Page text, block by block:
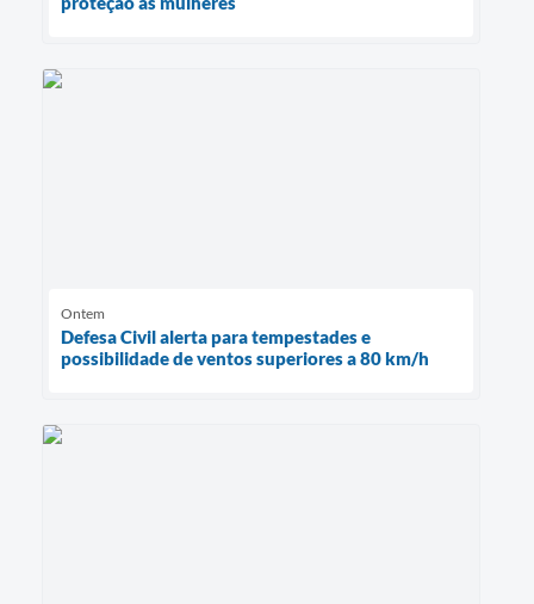
Ontem
Defesa Civil alerta para tempestades e
possibilidade de ventos superiores a 80 km/h